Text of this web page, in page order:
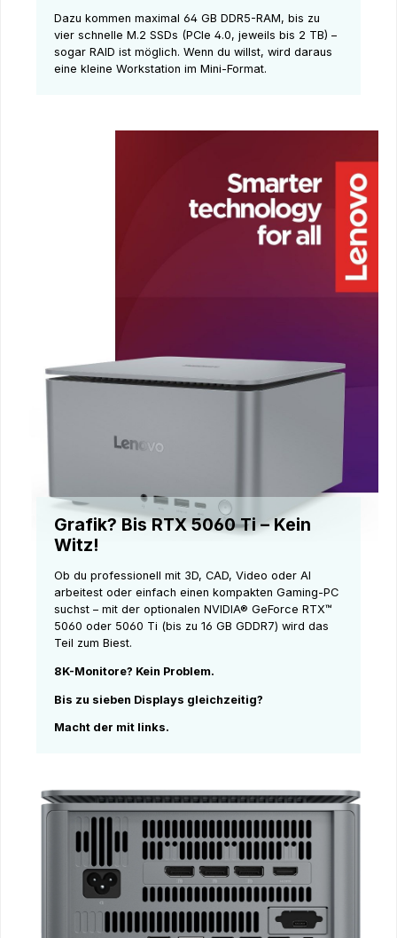
Dazu kommen maximal 64 GB DDR5-RAM, bis zu
vier schnelle M.2 SSDs (PCIe 4.0, jeweils bis 2 TB) –
sogar RAID ist möglich. Wenn du willst, wird daraus
eine kleine Workstation im Mini-Format.
Grafik? Bis RTX 5060 Ti – Kein
Witz!
Ob du professionell mit 3D, CAD, Video oder AI
arbeitest oder einfach einen kompakten Gaming-PC
suchst – mit der optionalen NVIDIA® GeForce RTX™
5060 oder 5060 Ti (bis zu 16 GB GDDR7) wird das
Teil zum Biest.
8K-Monitore? Kein Problem.
Bis zu sieben Displays gleichzeitig?
Macht der mit links.